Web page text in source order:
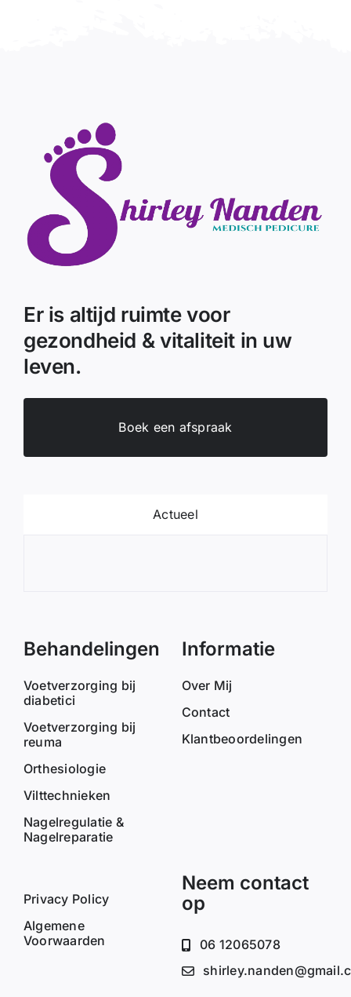
Er is altijd ruimte voor
gezondheid & vitaliteit in uw
leven.
Boek een afspraak
Actueel
Behandelingen
Voetverzorging bij
diabetici
Voetverzorging bij
reuma
Orthesiologie
Vilttechnieken
Nagelregulatie &
Nagelreparatie
Informatie
Over Mij
Contact
Klantbeoordelingen
Privacy Policy
Algemene
Voorwaarden
Neem contact
op
06 12065078